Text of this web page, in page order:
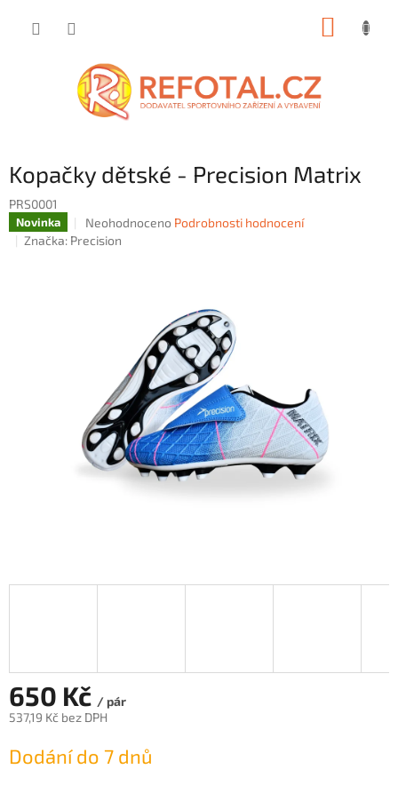
Kopačky dětské - Precision Matrix
PRS0001
Novinka
Průměrné
hodnocení
Neohodnoceno Podrobnosti hodnocení
Značka: Precision
650 Kč / pár
537,19 Kč bez DPH
cena:
Dodání do 7 dnů